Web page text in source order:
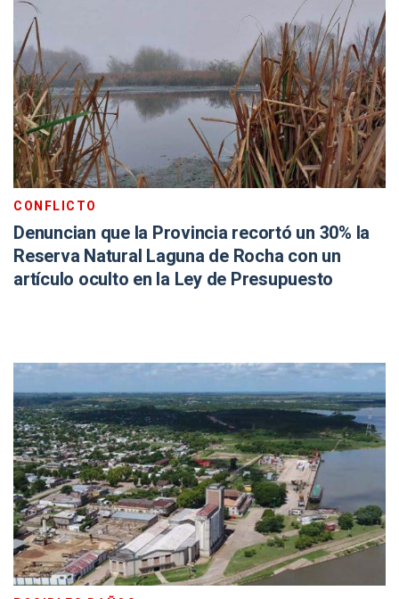
CONFLICTO
Denuncian que la Provincia recortó un 30% la
Reserva Natural Laguna de Rocha con un
artículo oculto en la Ley de Presupuesto